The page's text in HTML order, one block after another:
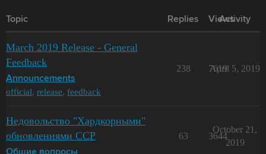
Topic Replies Views
Activity
March 2019 Release - General
Feedback
Announcements
official, release, feedback
238 7619
April 5, 2019
Недовольство "Хардкорными"
обновлениями CCP
Общие вопросы
63 3644
October 21,
2019